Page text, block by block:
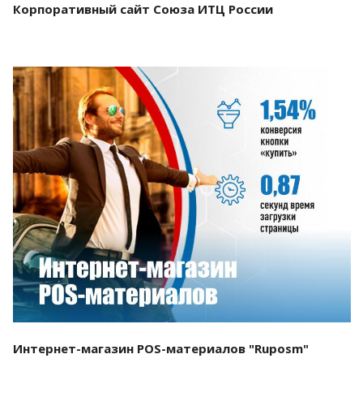
Корпоративный сайт Союза ИТЦ России
Смотреть проект
Интернет-магазин POS-материалов "Ruposm"